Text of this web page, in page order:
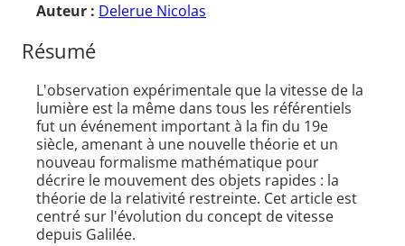
Auteur : Delerue Nicolas
Résumé
L'observation expérimentale que la vitesse de la
lumière est la même dans tous les référentiels
fut un événement important à la fin du 19e
siècle, amenant à une nouvelle théorie et un
nouveau formalisme mathématique pour
décrire le mouvement des objets rapides : la
théorie de la relativité restreinte. Cet article est
centré sur l'évolution du concept de vitesse
depuis Galilée.